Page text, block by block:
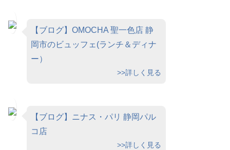
【ブログ】OMOCHA 聖一色店 静
岡市のビュッフェ(ランチ＆ディナ
ー）
>>詳しく見る
【ブログ】ニナス・パリ 静岡パル
コ店
>>詳しく見る